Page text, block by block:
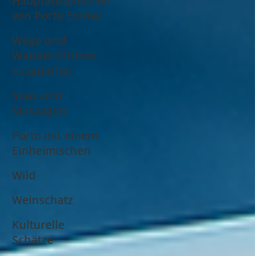
von Porto Entdec
Wege und
Wander (Trilhos
e caminha)
Spas und
Massagen
Porto mit einem
Einheimischen
Wild
Weinschatz
Kulturelle
Schätze